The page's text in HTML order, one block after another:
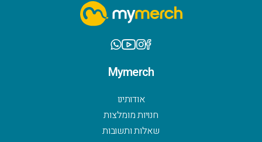
Mymerch
אודותינו
חנויות מומלצות
שאלות ותשובות